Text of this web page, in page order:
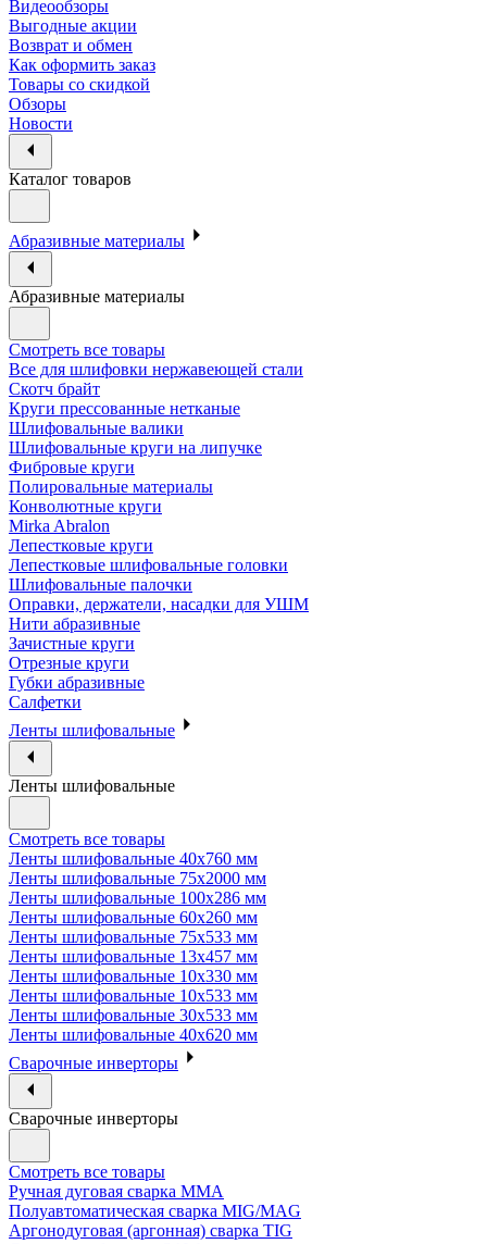
Видеообзоры
Выгодные акции
Возврат и обмен
Как оформить заказ
Товары со скидкой
Обзоры
Новости
Каталог товаров
Абразивные материалы
Абразивные материалы
Смотреть все товары
Все для шлифовки нержавеющей стали
Скотч брайт
Круги прессованные нетканые
Шлифовальные валики
Шлифовальные круги на липучке
Фибровые круги
Полировальные материалы
Конволютные круги
Mirka Abralon
Лепестковые круги
Лепестковые шлифовальные головки
Шлифовальные палочки
Оправки, держатели, насадки для УШМ
Нити абразивные
Зачистные круги
Отрезные круги
Губки абразивные
Салфетки
Ленты шлифовальные
Ленты шлифовальные
Смотреть все товары
Ленты шлифовальные 40х760 мм
Ленты шлифовальные 75х2000 мм
Ленты шлифовальные 100х286 мм
Ленты шлифовальные 60х260 мм
Ленты шлифовальные 75х533 мм
Ленты шлифовальные 13х457 мм
Ленты шлифовальные 10х330 мм
Ленты шлифовальные 10х533 мм
Ленты шлифовальные 30х533 мм
Ленты шлифовальные 40х620 мм
Сварочные инверторы
Сварочные инверторы
Смотреть все товары
Ручная дуговая сварка MMA
Полуавтоматическая сварка MIG/MAG
Аргонодуговая (аргонная) сварка TIG